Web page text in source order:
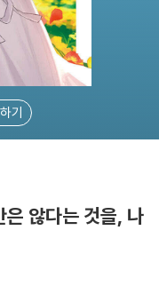
기
은 않다는 것을, 나